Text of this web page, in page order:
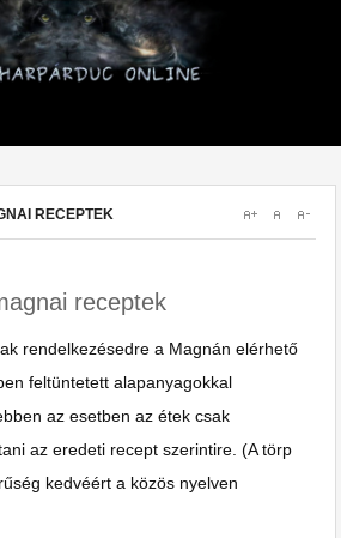
RECEPTEK
receptek
rendelkezésedre a Magnán elérhető
feltüntetett alapanyagokkal
az esetben az étek csak
az eredeti recept szerintire. (A törp
kedvéért a közös nyelven